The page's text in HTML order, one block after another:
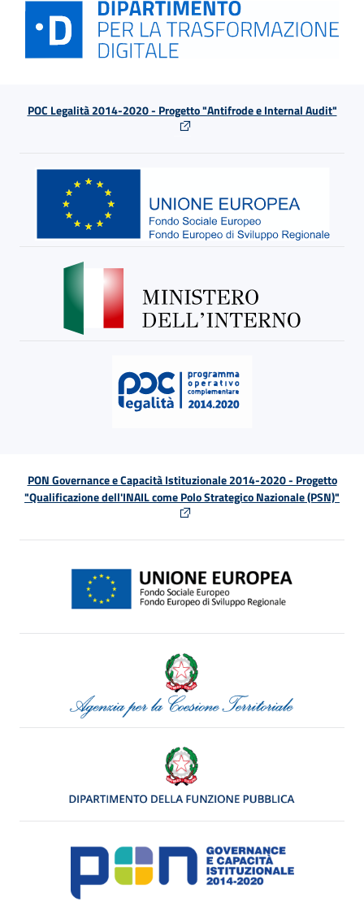
POC Legalità 2014-2020 - Progetto "Antifrode e Internal Audit"
PON Governance e Capacità Istituzionale 2014-2020 - Progetto
"Qualificazione dell'INAIL come Polo Strategico Nazionale (PSN)"